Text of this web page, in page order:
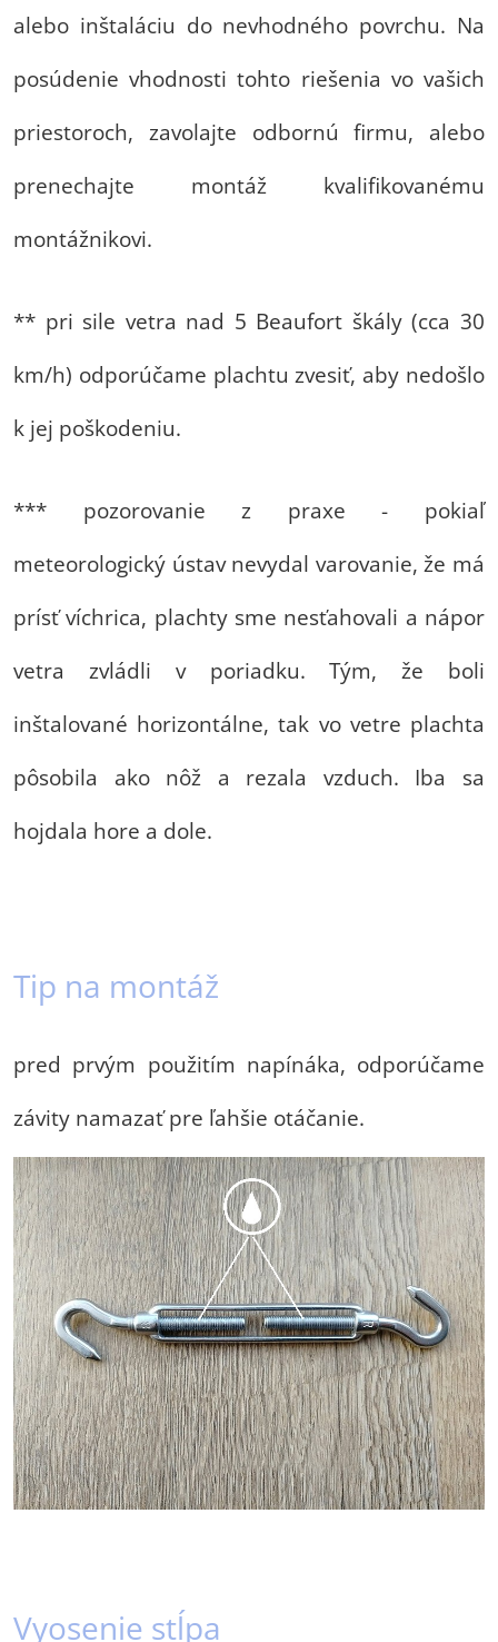
alebo inštaláciu do nevhodného povrchu. Na
posúdenie vhodnosti tohto riešenia vo vašich
priestoroch, zavolajte odbornú firmu, alebo
prenechajte montáž kvalifikovanému
montážnikovi.
** pri sile vetra nad 5 Beaufort škály (cca 30
km/h) odporúčame plachtu zvesiť, aby nedošlo
k jej poškodeniu.
*** pozorovanie z praxe - pokiaľ
meteorologický ústav nevydal varovanie, že má
prísť víchrica, plachty sme nesťahovali a nápor
vetra zvládli v poriadku. Tým, že boli
inštalované horizontálne, tak vo vetre plachta
pôsobila ako nôž a rezala vzduch. Iba sa
hojdala hore a dole.
Tip na montáž
pred prvým použitím napínáka, odporúčame
závity namazať pre ľahšie otáčanie.
Vyosenie stĺpa